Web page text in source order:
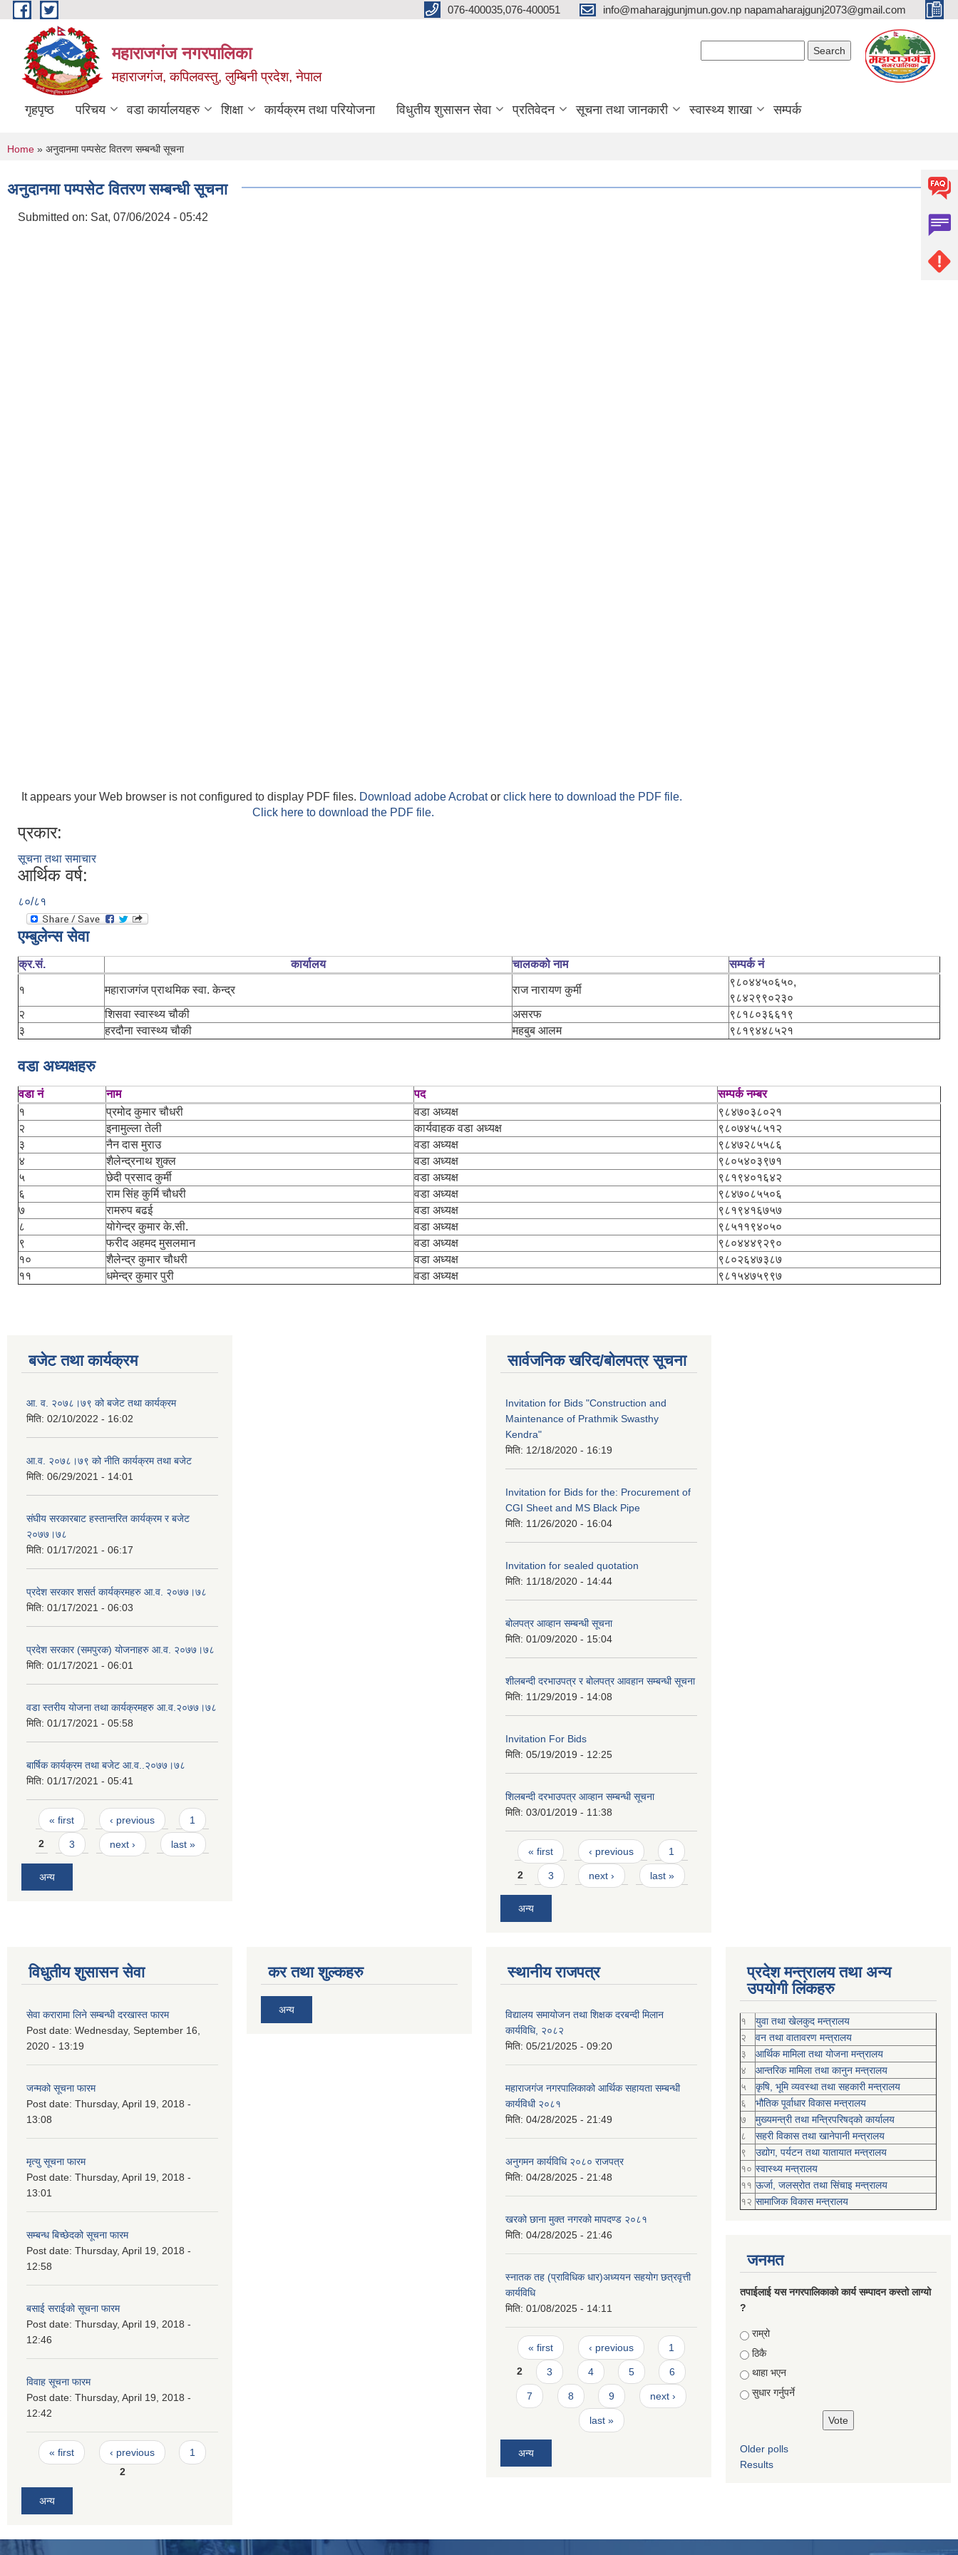
Skip to main content 076-400035,076-400051 info@maharajgunjmun.gov.np napamaharajgunj2073@gmail.com
महाराजगंज नगरपालिका
महाराजगंज, कपिलवस्तु, लुम्बिनी प्रदेश, नेपाल
गृहपृष्ठ परिचय वडा कार्यालयहरु शिक्षा कार्यक्रम तथा परियोजना विधुतीय शुसासन सेवा प्रतिवेदन सूचना तथा जानकारी स्वास्थ्य शाखा सम्पर्क
You are here
Home » अनुदानमा पम्पसेट वितरण सम्बन्धी सूचना
अनुदानमा पम्पसेट वितरण सम्बन्धी सूचना
Submitted on: Sat, 07/06/2024 - 05:42
It appears your Web browser is not configured to display PDF files. Download adobe Acrobator click here to download the PDF file.
Click here to download the PDF file.
प्रकार:
सूचना तथा समाचार
आर्थिक वर्ष:
८०/८१
एम्बुलेन्स सेवा
क्र.सं. कार्यालय चालकको नाम सम्पर्क नं
१ महाराजगंज प्राथमिक स्वा. केन्द्र राज नारायण कुर्मी
९८०४४५०६५०,
९८४२९९०२३०
२
शिसवा स्वास्थ्य चौकी असरफ
९८१८०३६६१९
३
हरदौना स्वास्थ्य चौकी महबुब आलम ९८१९४४८५२१
वडा अध्यक्षहरु
वडा नं नाम पद
सम्पर्क नम्बर
१
प्रमोद कुमार चौधरी वडा अध्यक्ष
९८४७०३८०२१
२
इनामुल्ला तेली कार्यवाहक वडा अध्यक्ष
९८०७४५८५१२
३
नैन दास मुराउ वडा अध्यक्ष
९८४७२८५५८६
४
शैलेन्द्रनाथ शुक्ल वडा अध्यक्ष
९८०५४०३९७१
५
छेदी प्रसाद कुर्मी वडा अध्यक्ष
९८१९४०१६४२
६
राम सिंह कुर्मि चौधरी वडा अध्यक्ष
९८४७०८५५०६
७
रामरुप बढई वडा अध्यक्ष
९८१९४१६७५७
८
योगेन्द्र कुमार के.सी. वडा अध्यक्ष
९८५११९४०५०
९
फरीद अहमद मुसलमान वडा अध्यक्ष
९८०४४४९२९०
१०
शैलेन्द्र कुमार चौधरी वडा अध्यक्ष
९८०२६४७३८७
११
धमेन्द्र कुमार पुरी वडा अध्यक्ष ९८१५४७५९९७
बजेट तथा कार्यक्रम
आ. व. २०७८।७९ को बजेट तथा कार्यक्रम
मिति: 02/10/2022 - 16:02
आ.व. २०७८।७९ को नीति कार्यक्रम तथा बजेट
मिति: 06/29/2021 - 14:01
संघीय सरकारबाट हस्तान्तरित कार्यक्रम र बजेट
२०७७।७८
मिति: 01/17/2021 - 06:17
प्रदेश सरकार शसर्त कार्यक्रमहरु आ.व. २०७७।७८
मिति: 01/17/2021 - 06:03
प्रदेश सरकार (समपुरक) योजनाहरु आ.व. २०७७।७८
मिति: 01/17/2021 - 06:01
वडा स्तरीय योजना तथा कार्यक्रमहरु आ.व.२०७७।७८
मिति: 01/17/2021 - 05:58
बार्षिक कार्यक्रम तथा बजेट आ.व..२०७७।७८
मिति: 01/17/2021 - 05:41
Pages
« first ‹ previous 1
2 3 next › last »
अन्य
सार्वजनिक खरिद/बोलपत्र सूचना
Invitation for Bids "Construction and
Maintenance of Prathmik Swasthy
Kendra"
मिति: 12/18/2020 - 16:19
Invitation for Bids for the: Procurement of
CGI Sheet and MS Black Pipe
मिति: 11/26/2020 - 16:04
Invitation for sealed quotation
मिति: 11/18/2020 - 14:44
बोलपत्र आव्हान सम्बन्धी सूचना
मिति: 01/09/2020 - 15:04
शीलबन्दी दरभाउपत्र र बोलपत्र आवहान सम्बन्धी सूचना
मिति: 11/29/2019 - 14:08
Invitation For Bids
मिति: 05/19/2019 - 12:25
शिलबन्दी दरभाउपत्र आव्हान सम्बन्धी सूचना
मिति: 03/01/2019 - 11:38
Pages
« first ‹ previous 1
2 3 next › last »
अन्य
विधुतीय शुसासन सेवा
सेवा करारामा लिने सम्बन्धी दरखास्त फारम
Post date: Wednesday, September 16,
2020 - 13:19
जन्मको सूचना फारम
Post date: Thursday, April 19, 2018 -
13:08
मृत्यु सूचना फारम
Post date: Thursday, April 19, 2018 -
13:01
सम्बन्ध बिच्छेदको सूचना फारम
Post date: Thursday, April 19, 2018 -
12:58
बसाई सराईको सूचना फारम
Post date: Thursday, April 19, 2018 -
12:46
विवाह सूचना फारम
Post date: Thursday, April 19, 2018 -
12:42
Pages
« first ‹ previous
1
2
अन्य
कर तथा शुल्कहरु
अन्य
स्थानीय राजपत्र
विद्यालय समायोजन तथा शिक्षक दरबन्दी मिलान
कार्यविधि, २०८२
मिति: 05/21/2025 - 09:20
महाराजगंज नगरपालिकाको आर्थिक सहायता सम्बन्धी
कार्यविधी २०८१
मिति: 04/28/2025 - 21:49
अनुगमन कार्यविधि २०८० राजपत्र
मिति: 04/28/2025 - 21:48
खरको छाना मुक्त नगरको मापदण्ड २०८१
मिति: 04/28/2025 - 21:46
स्नातक तह (प्राविधिक धार)अध्ययन सहयोग छत्रवृत्ती
कार्यविधि
मिति: 01/08/2025 - 14:11
Pages
« first ‹ previous 1
2 3 4 5 6
7 8 9 next ›
last »
अन्य
प्रदेश मन्त्रालय तथा अन्य
उपयोगी लिंकहरु
१
युवा तथा खेलकुद मन्त्रालय
२
वन तथा वातावरण मन्त्रालय
३
आर्थिक मामिला तथा योजना मन्त्रालय
४
आन्तरिक मामिला तथा कानुन मन्त्रालय
५
कृषि, भूमि व्यवस्था तथा सहकारी मन्त्रालय
६
भौतिक पूर्वाधार विकास मन्त्रालय
७
मुख्यमन्त्री तथा मन्त्रिपरिषद्को कार्यालय
८
सहरी विकास तथा खानेपानी मन्त्रालय
९
उद्योग, पर्यटन तथा यातायात मन्त्रालय
१० स्वास्थ्य मन्त्रालय
११ ऊर्जा, जलस्रोत तथा सिंचाइ मन्त्रालय
१२ सामाजिक विकास मन्‍‍त्रालय
जनमत
तपाईलाई यस नगरपालिकाको कार्य सम्पादन कस्तो लाग्यो
?
Choices
राम्रो
ठिकै
थाहा भएन
सुधार गर्नुपर्ने
Older polls
Results